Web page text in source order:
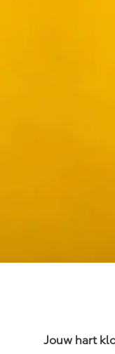
Jouw hart